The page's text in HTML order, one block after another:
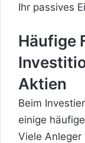
Ihr passives
Häufige
Aktien
Beim
einige
Viele Anleger